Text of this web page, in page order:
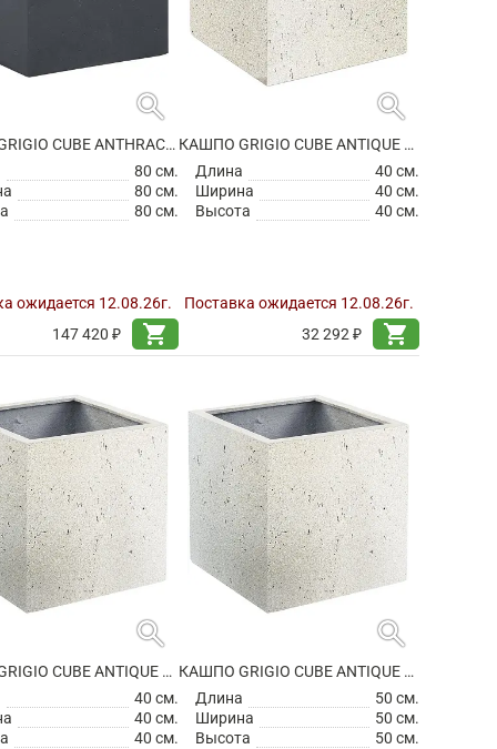
search
КАШПО GRIGIO CUBE ANTHRACITE
80 см.
80 см.
80 см.
ожидается 12.08.26г.
147 420 ₽
shopping_cart
search
КАШПО GRIGIO CUBE ANTIQUE WHITE НА КОЛЕСИКАХ
Длина
40 см.
Ширина
40 см.
Высота
40 см.
Поставка ожидается 12.08.26г.
32 292 ₽
shopping_cart
search
КАШПО GRIGIO CUBE ANTIQUE WHITE
40 см.
40 см.
40 см.
search
КАШПО GRIGIO CUBE ANTIQUE WHITE
Длина
50 см.
Ширина
50 см.
Высота
50 см.